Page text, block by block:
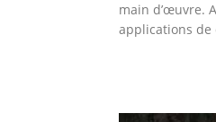
main d’œuvre.
applications de